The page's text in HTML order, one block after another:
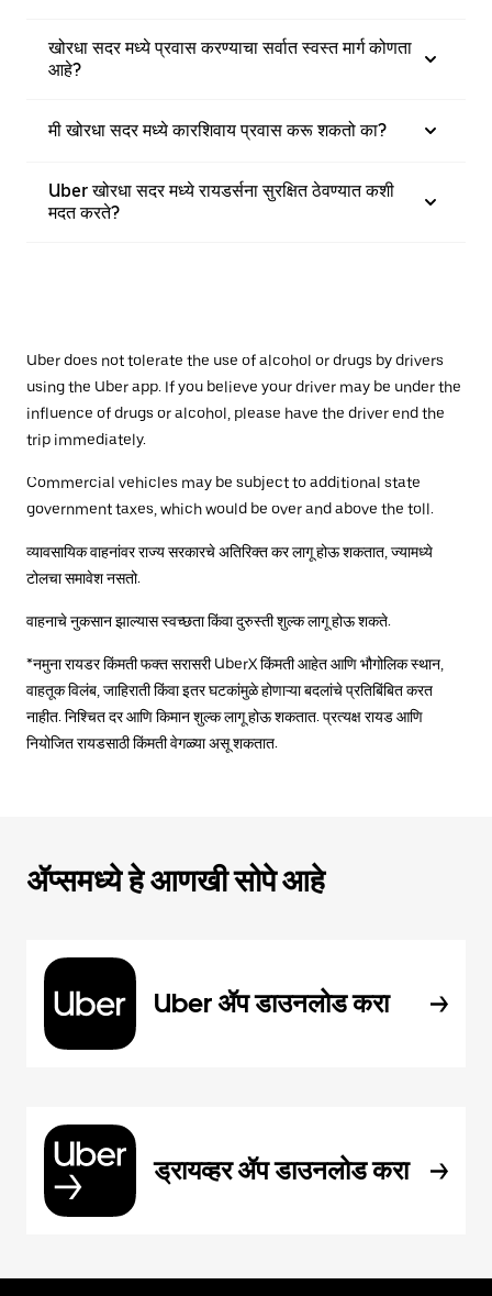
खोरधा सदर मध्ये प्रवास करण्याचा सर्वात स्वस्त मार्ग कोणता
आहे?
मी खोरधा सदर मध्ये कारशिवाय प्रवास करू शकतो का?
Uber खोरधा सदर मध्ये रायडर्सना सुरक्षित ठेवण्यात कशी
मदत करते?
Uber does not tolerate the use of alcohol or drugs by drivers
using the Uber app. If you believe your driver may be under the
influence of drugs or alcohol, please have the driver end the
trip immediately.
Commercial vehicles may be subject to additional state
government taxes, which would be over and above the toll.
व्यावसायिक वाहनांवर राज्य सरकारचे अतिरिक्त कर लागू होऊ शकतात, ज्यामध्ये
टोलचा समावेश नसतो.
वाहनाचे नुकसान झाल्यास स्वच्छता किंवा दुरुस्ती शुल्क लागू होऊ शकते.
*नमुना रायडर किंमती फक्त सरासरी UberX किंमती आहेत आणि भौगोलिक स्थान,
वाहतूक विलंब, जाहिराती किंवा इतर घटकांमुळे होणाऱ्या बदलांचे प्रतिबिंबित करत
नाहीत. निश्चित दर आणि किमान शुल्क लागू होऊ शकतात. प्रत्यक्ष रायड आणि
नियोजित रायडसाठी किंमती वेगळ्या असू शकतात.
ॲप्समध्ये हे आणखी सोपे आहे
Uber ॲप डाउनलोड करा
ड्रायव्हर ॲप डाउनलोड करा